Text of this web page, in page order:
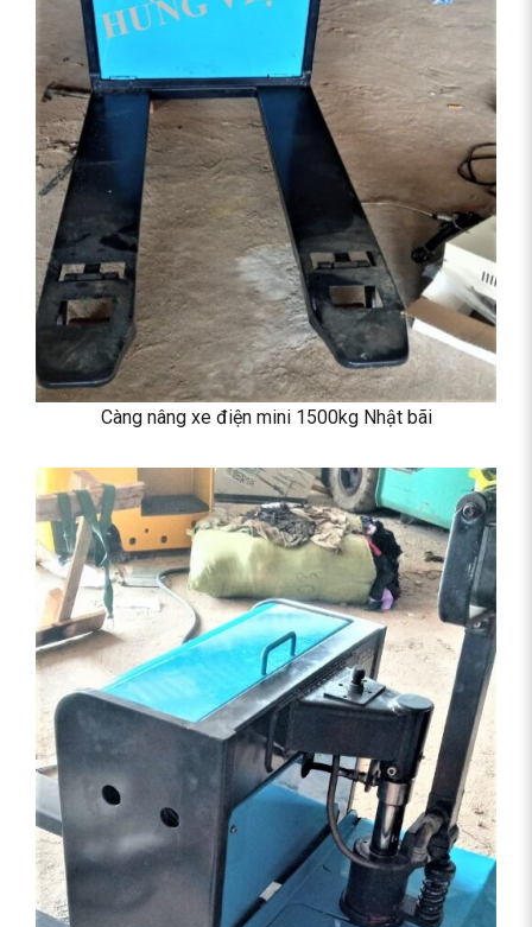
Càng nâng xe điện mini 1500kg Nhật bãi